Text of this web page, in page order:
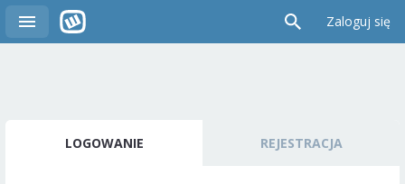
Zaloguj się
LOGOWANIE REJESTRACJA